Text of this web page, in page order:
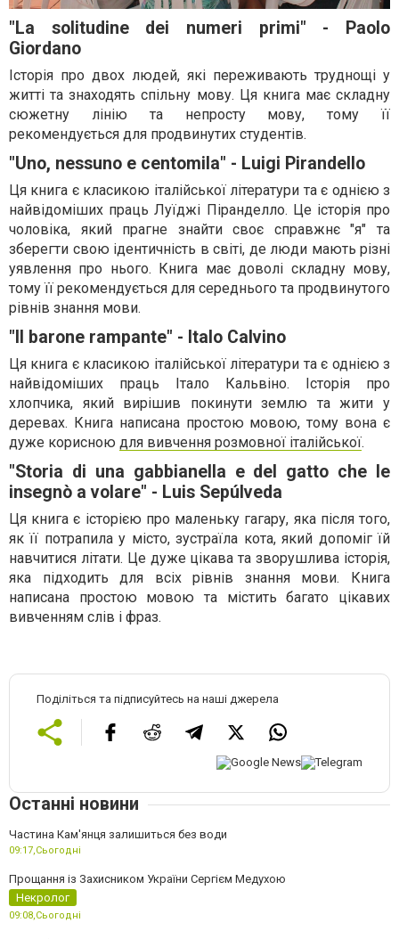
"La solitudine dei numeri primi" - Paolo
Giordano
Історія про двох людей, які переживають труднощі у
житті та знаходять спільну мову. Ця книга має складну
сюжетну лінію та непросту мову, тому її
рекомендується для продвинутих студентів.
"Uno, nessuno e centomila" - Luigi Pirandello
Ця книга є класикою італійської літератури та є однією з
найвідоміших праць Луїджі Піранделло. Це історія про
чоловіка, який прагне знайти своє справжнє "я" та
зберегти свою ідентичність в світі, де люди мають різні
уявлення про нього. Книга має доволі складну мову,
тому її рекомендується для середнього та продвинутого
рівнів знання мови.
"Il barone rampante" - Italo Calvino
Ця книга є класикою італійської літератури та є однією з
найвідоміших праць Італо Кальвіно. Історія про
хлопчика, який вирішив покинути землю та жити у
деревах. Книга написана простою мовою, тому вона є
дуже корисною для вивчення розмовної італійської.
"Storia di una gabbianella e del gatto che le
insegnò a volare" - Luis Sepúlveda
Ця книга є історією про маленьку гагару, яка після того,
як її потрапила у місто, зустраїла кота, який допоміг їй
навчитися літати. Це дуже цікава та зворушлива історія,
яка підходить для всіх рівнів знання мови. Книга
написана простою мовою та містить багато цікавих
вивченням слів і фраз.
Поділіться та підписуйтесь на наші джерела
Останні новини
Частина Кам'янця залишиться без води
09:17,Сьогодні
Прощання із Захисником України Сергієм Медухою
Некролог
09:08,Сьогодні